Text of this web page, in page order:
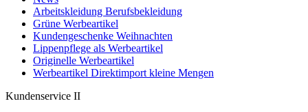
Arbeitskleidung Berufsbekleidung
Grüne Werbeartikel
Kundengeschenke Weihnachten
Lippenpflege als Werbeartikel
Originelle Werbeartikel
Werbeartikel Direktimport kleine Mengen
Kundenservice II